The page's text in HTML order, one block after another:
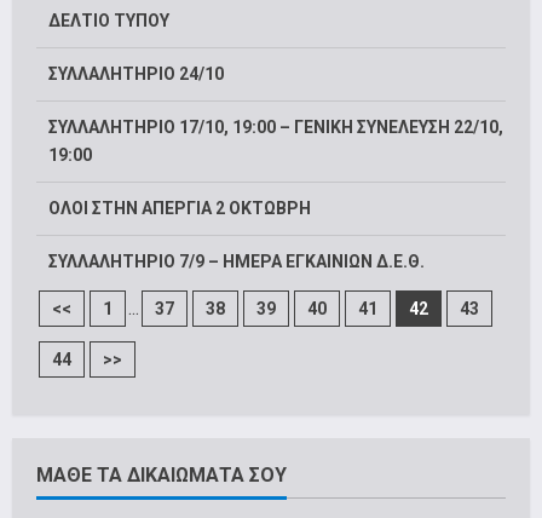
ΔΕΛΤΙΟ ΤΥΠΟΥ
ΣΥΛΛΑΛΗΤΗΡΙΟ 24/10
ΣΥΛΛΑΛΗΤΗΡΙΟ 17/10, 19:00 – ΓΕΝΙΚΗ ΣΥΝΕΛΕΥΣΗ 22/10,
19:00
ΟΛΟΙ ΣΤΗΝ ΑΠΕΡΓΙΑ 2 ΟΚΤΩΒΡΗ
ΣΥΛΛΑΛΗΤΗΡΙΟ 7/9 – ΗΜΕΡΑ ΕΓΚΑΙΝΙΩΝ Δ.Ε.Θ.
<< 1 ... 37 38 39 40 41 42 43
44 >>
ΜΑΘΕ ΤΑ ΔΙΚΑΙΩΜΑΤΑ ΣΟΥ